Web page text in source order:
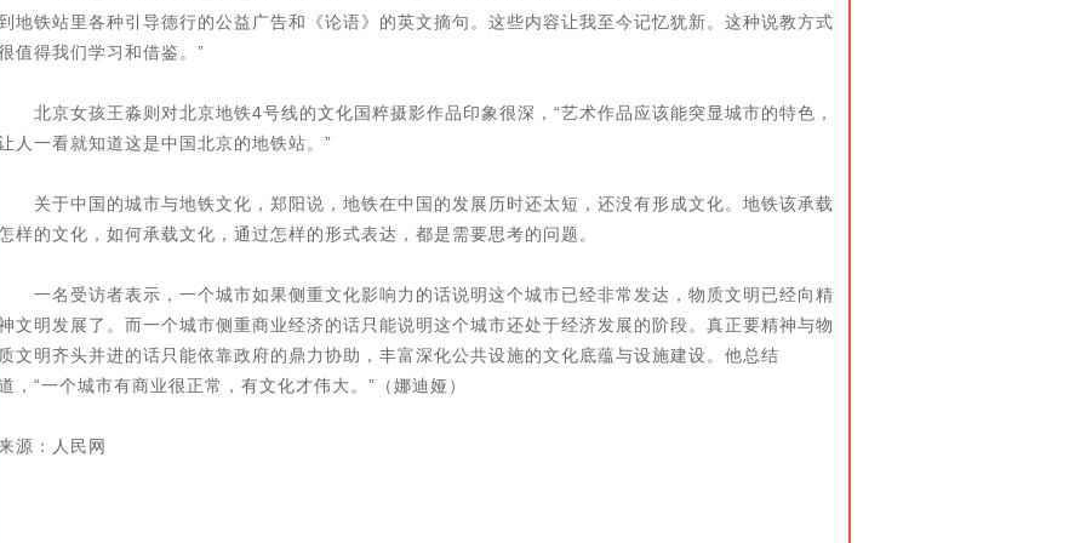
地铁站里各种引导德行的公益广告和《论语》的英文摘句。这些内容让我至今记忆犹新。这种说教方式
值得我们学习和借鉴。”
北京女孩王淼则对北京地铁4号线的文化国粹摄影作品印象很深，“艺术作品应该能突显城市的特色，
人一看就知道这是中国北京的地铁站。”
关于中国的城市与地铁文化，郑阳说，地铁在中国的发展历时还太短，还没有形成文化。地铁该承载
样的文化，如何承载文化，通过怎样的形式表达，都是需要思考的问题。
一名受访者表示，一个城市如果侧重文化影响力的话说明这个城市已经非常发达，物质文明已经向精
文明发展了。而一个城市侧重商业经济的话只能说明这个城市还处于经济发展的阶段。真正要精神与物
质文明齐头并进的话只能依靠政府的鼎力协助，丰富深化公共设施的文化底蕴与设施建设。他总结
，“一个城市有商业很正常，有文化才伟大。”（娜迪娅）
源：人民网